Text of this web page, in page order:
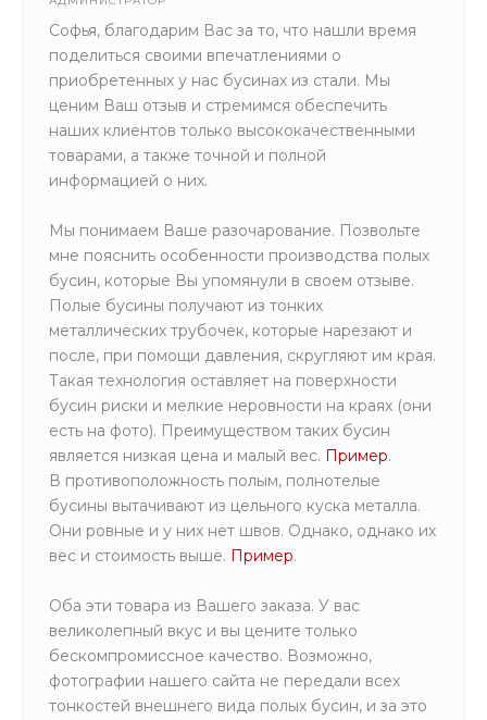
Софья, благодарим Вас за то, что нашли время
поделиться своими впечатлениями о
приобретенных у нас бусинах из стали. Мы
ценим Ваш отзыв и стремимся обеспечить
наших клиентов только высококачественными
товарами, а также точной и полной
информацией о них.
Мы понимаем Ваше разочарование. Позвольте
мне пояснить особенности производства полых
бусин, которые Вы упомянули в своем отзыве.
Полые бусины получают из тонких
металлических трубочек, которые нарезают и
после, при помощи давления, скругляют им края.
Такая технология оставляет на поверхности
бусин риски и мелкие неровности на краях (они
есть на фото). Преимуществом таких бусин
является низкая цена и малый вес. Пример.
В противоположность полым, полнотелые
бусины вытачивают из цельного куска металла.
Они ровные и у них нет швов. Однако, однако их
вес и стоимость выше. Пример.
Оба эти товара из Вашего заказа. У вас
великолепный вкус и вы цените только
бескомпромиссное качество. Возможно,
фотографии нашего сайта не передали всех
тонкостей внешнего вида полых бусин, и за это